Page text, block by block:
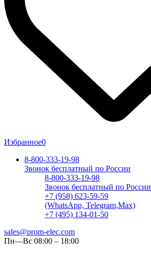
Избранное0
8-800-333-19-98
Звонок бесплатный по России
8-800-333-19-98
Звонок бесплатный по России
+7 (958) 623-59-59
(WhatsApp, Telegram,Max)
+7 (495) 134-01-50
sales@prom-elec.com
Пн—Вс 08:00 – 18:00